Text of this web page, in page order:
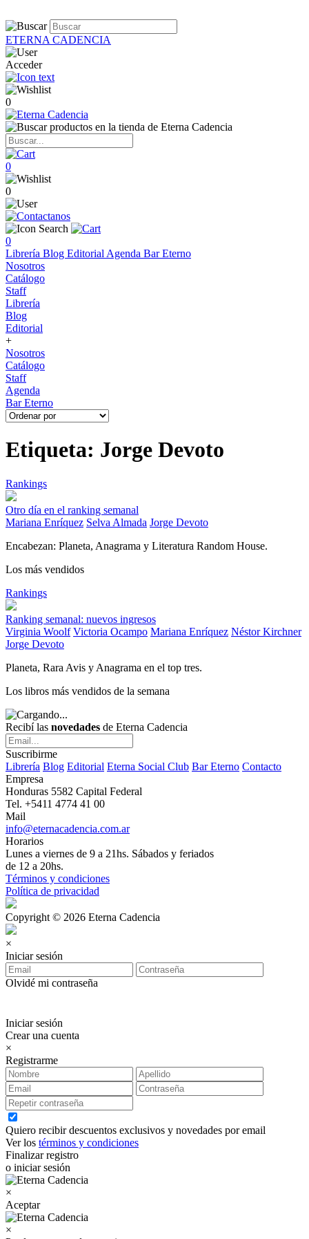
ETERNA CADENCIA
Acceder
0
0
0
0
Librería Blog Editorial Agenda Bar Eterno
Nosotros
Catálogo
Staff
Librería
Blog
Editorial
+
Nosotros
Catálogo
Staff
Agenda
Bar Eterno
Etiqueta: Jorge Devoto
Rankings
Otro día en el ranking semanal
Mariana Enríquez Selva Almada Jorge Devoto
Encabezan: Planeta, Anagrama y Literatura Random House.
Los más vendidos
Rankings
Ranking semanal: nuevos ingresos
Virginia Woolf Victoria Ocampo Mariana Enríquez Néstor Kirchner
Jorge Devoto
Planeta, Rara Avis y Anagrama en el top tres.
Los libros más vendidos de la semana
Recibí las novedades de Eterna Cadencia
Suscribirme
Librería Blog Editorial Eterna Social Club Bar Eterno Contacto
Empresa
Honduras 5582 Capital Federal
Tel. +5411 4774 41 00
Mail
info@eternacadencia.com.ar
Horarios
Lunes a viernes de 9 a 21hs. Sábados y feriados
de 12 a 20hs.
Términos y condiciones
Política de privacidad
Copyright © 2026 Eterna Cadencia
×
Iniciar sesión
Olvidé mi contraseña
Iniciar sesión
Crear una cuenta
×
Registrarme
Quiero recibir descuentos exclusivos y novedades por email
Ver los términos y condiciones
Finalizar registro
o iniciar sesión
×
Aceptar
×